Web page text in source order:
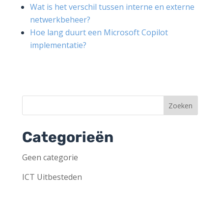
Wat is het verschil tussen interne en externe
netwerkbeheer?
Hoe lang duurt een Microsoft Copilot
implementatie?
Categorieën
Geen categorie
ICT Uitbesteden